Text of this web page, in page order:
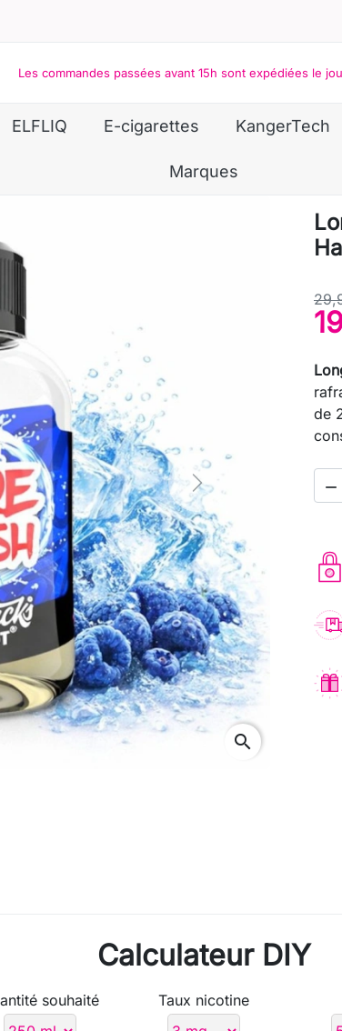
Les commandes passées avant 15h sont expédiées le
ELFLIQ E-cigarettes KangerTech
Marques
Next
search
de

Calculateur DIY
souhaité Taux nicotine